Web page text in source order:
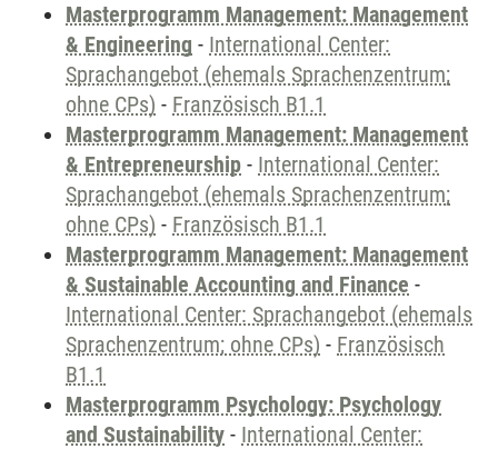
Masterprogramm Management: Management
& Engineering - International Center:
Sprachangebot (ehemals Sprachenzentrum;
ohne CPs) - Französisch B1.1
Masterprogramm Management: Management
& Entrepreneurship - International Center:
Sprachangebot (ehemals Sprachenzentrum;
ohne CPs) - Französisch B1.1
Masterprogramm Management: Management
& Sustainable Accounting and Finance -
International Center: Sprachangebot (ehemals
Sprachenzentrum; ohne CPs) - Französisch
B1.1
Masterprogramm Psychology: Psychology
and Sustainability - International Center: